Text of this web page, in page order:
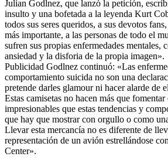
Julian Godlnez, que lanzó la petición,
insulto y una bofetada a la leyenda Kurt
todos sus seres queridos, a sus devotos
más importante, a las personas de todo el
sufren sus propias enfermedades mentales,
ansiedad y la disforia de la propia imagen».
Publicidad Godlnez continuó: «Las
comportamiento suicida no son una
pretende darles glamour ni hacer alarde de
Estas camisetas no hacen más que fomentar
impresionables que estas tendencias y
que hay que mostrar con orgullo o como
Llevar esta mercancía no es diferente de
representación de un avión estrellándose
Center».